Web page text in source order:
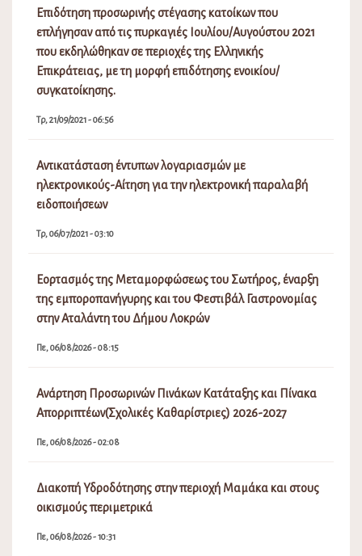
Επιδότηση προσωρινής στέγασης κατοίκων που
επλήγησαν από τις πυρκαγιές Ιουλίου/Αυγούστου 2021
που εκδηλώθηκαν σε περιοχές της Ελληνικής
Επικράτειας, με τη μορφή επιδότησης ενοικίου/
συγκατοίκησης.
Τρ, 21/09/2021 - 06:56
Αντικατάσταση έντυπων λογαριασμών με
ηλεκτρονικούς-Αίτηση για την ηλεκτρονική παραλαβή
ειδοποιήσεων
Τρ, 06/07/2021 - 03:10
Εορτασμός της Μεταμορφώσεως του Σωτήρος, έναρξη
της εμποροπανήγυρης και του Φεστιβάλ Γαστρονομίας
στην Αταλάντη του Δήμου Λοκρών
Πε, 06/08/2026 - 08:15
Ανάρτηση Προσωρινών Πινάκων Κατάταξης και Πίνακα
Απορριπτέων(Σχολικές Καθαρίστριες) 2026-2027
Πε, 06/08/2026 - 02:08
Διακοπή Υδροδότησης στην περιοχή Μαμάκα και στους
οικισμούς περιμετρικά
Πε, 06/08/2026 - 10:31